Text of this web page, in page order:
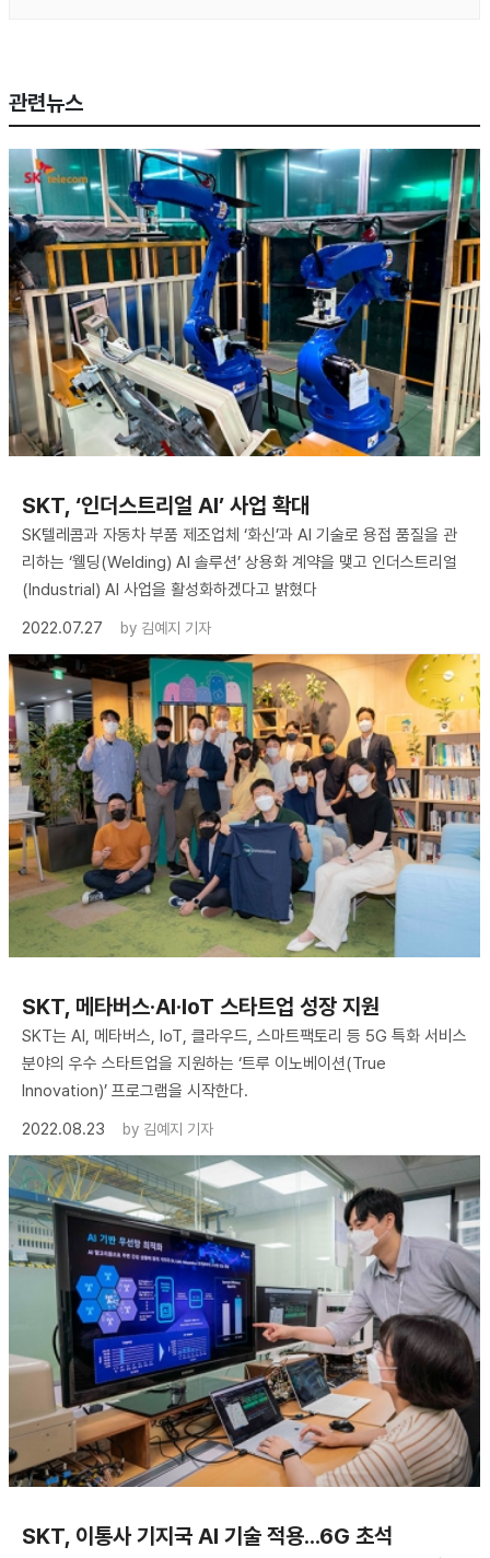
관련뉴스
SKT, ‘인더스트리얼 AI’ 사업 확대
SK텔레콤과 자동차 부품 제조업체 ‘화신’과 AI 기술로 용접 품질을 관
리하는 ‘웰딩(Welding) AI 솔루션’ 상용화 계약을 맺고 인더스트리얼
(Industrial) AI 사업을 활성화하겠다고 밝혔다
2022.07.27
by 김예지 기자
SKT, 메타버스·AI·IoT 스타트업 성장 지원
SKT는 AI, 메타버스, IoT, 클라우드, 스마트팩토리 등 5G 특화 서비스
분야의 우수 스타트업을 지원하는 ‘트루 이노베이션(True
Innovation)’ 프로그램을 시작한다.
2022.08.23
by 김예지 기자
SKT, 이통사 기지국 AI 기술 적용...6G 초석